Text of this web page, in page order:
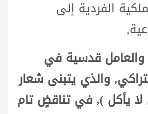
الفردية إلى
والعامل قدسية في
والذي يتبنى شعار
يأكل ), في تناقضٍ تام